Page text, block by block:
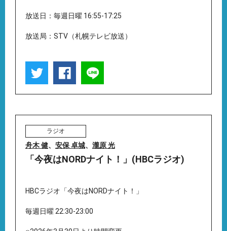
放送日：毎週日曜 16:55-17:25
放送局：STV（札幌テレビ放送）
ラジオ
舟木 健、 安保 卓城、 瀧原 光
「今夜はNORDナイト！」(HBCラジオ)
HBCラジオ「今夜はNORDナイト！」
毎週日曜 22:30-23:00